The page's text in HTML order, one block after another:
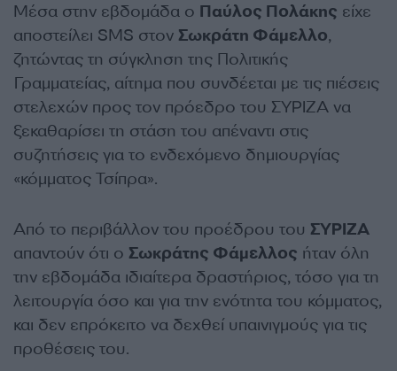
Μέσα στην εβδομάδα ο Παύλος Πολάκης είχε
αποστείλει SMS στον Σωκράτη Φάμελλο,
ζητώντας τη σύγκληση της Πολιτικής
Γραμματείας, αίτημα που συνδέεται με τις πιέσεις
στελεχών προς τον πρόεδρο του ΣΥΡΙΖΑ να
ξεκαθαρίσει τη στάση του απέναντι στις
συζητήσεις για το ενδεχόμενο δημιουργίας
«κόμματος Τσίπρα».
Από το περιβάλλον του προέδρου του ΣΥΡΙΖΑ
απαντούν ότι ο Σωκράτης Φάμελλος ήταν όλη
την εβδομάδα ιδιαίτερα δραστήριος, τόσο για τη
λειτουργία όσο και για την ενότητα του κόμματος,
και δεν επρόκειτο να δεχθεί υπαινιγμούς για τις
προθέσεις του.